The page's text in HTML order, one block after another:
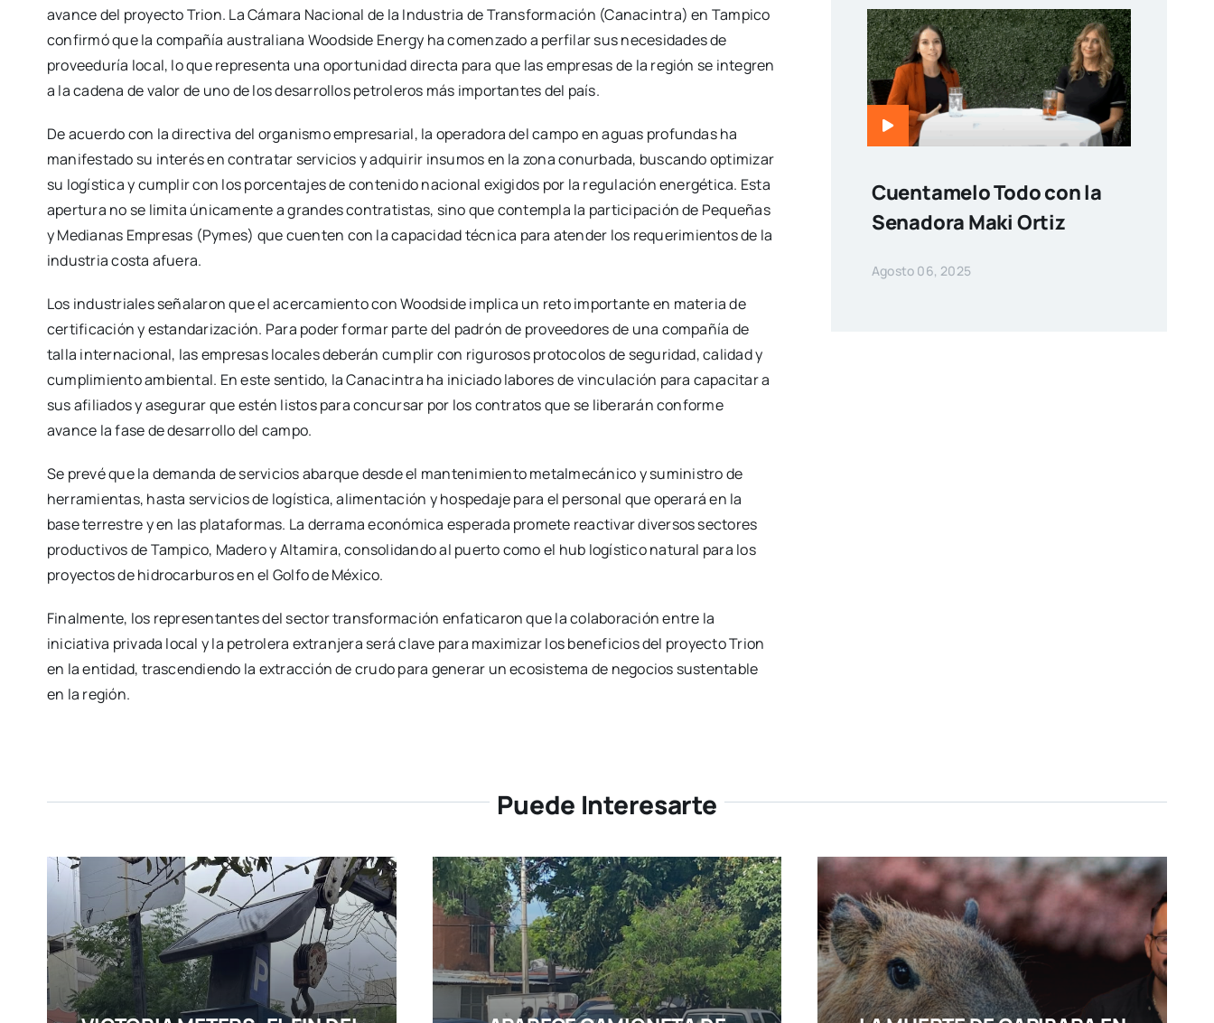
avance del proyecto Trion. La Cámara Nacional de la Industria de Transformación (Canacintra) en Tampico
confirmó que la compañía australiana Woodside Energy ha comenzado a perfilar sus necesidades de
proveeduría local, lo que representa una oportunidad directa para que las empresas de la región se integren
a la cadena de valor de uno de los desarrollos petroleros más importantes del país.
De acuerdo con la directiva del organismo empresarial, la operadora del campo en aguas profundas ha
manifestado su interés en contratar servicios y adquirir insumos en la zona conurbada, buscando optimizar
su logística y cumplir con los porcentajes de contenido nacional exigidos por la regulación energética. Esta
apertura no se limita únicamente a grandes contratistas, sino que contempla la participación de Pequeñas
y Medianas Empresas (Pymes) que cuenten con la capacidad técnica para atender los requerimientos de la
industria costa afuera.
Los industriales señalaron que el acercamiento con Woodside implica un reto importante en materia de
certificación y estandarización. Para poder formar parte del padrón de proveedores de una compañía de
talla internacional, las empresas locales deberán cumplir con rigurosos protocolos de seguridad, calidad y
cumplimiento ambiental. En este sentido, la Canacintra ha iniciado labores de vinculación para capacitar a
sus afiliados y asegurar que estén listos para concursar por los contratos que se liberarán conforme
avance la fase de desarrollo del campo.
Se prevé que la demanda de servicios abarque desde el mantenimiento metalmecánico y suministro de
herramientas, hasta servicios de logística, alimentación y hospedaje para el personal que operará en la
base terrestre y en las plataformas. La derrama económica esperada promete reactivar diversos sectores
productivos de Tampico, Madero y Altamira, consolidando al puerto como el hub logístico natural para los
proyectos de hidrocarburos en el Golfo de México.
Finalmente, los representantes del sector transformación enfaticaron que la colaboración entre la
iniciativa privada local y la petrolera extranjera será clave para maximizar los beneficios del proyecto Trion
en la entidad, trascendiendo la extracción de crudo para generar un ecosistema de negocios sustentable
en la región.
Cuentamelo Todo con la
Senadora Maki Ortiz
Agosto 06, 2025
Puede Interesarte